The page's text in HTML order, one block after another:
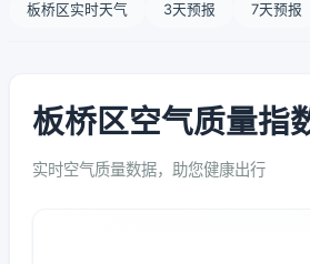
板桥区实时天气 3天预报 7天预报
板桥区空气质量指
实时空气质量数据，助您健康出行